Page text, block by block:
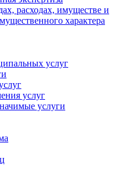
расходах, имуществе и
характера
услуг
услуг
услуги